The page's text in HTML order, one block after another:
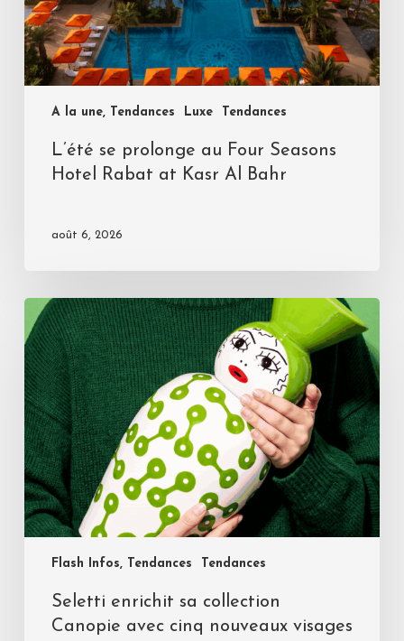
A la une, Tendances Luxe Tendances
L’été se prolonge au Four Seasons
Hotel Rabat at Kasr Al Bahr
août 6, 2026
Flash Infos, Tendances Tendances
Seletti enrichit sa collection
Canopie avec cinq nouveaux visages